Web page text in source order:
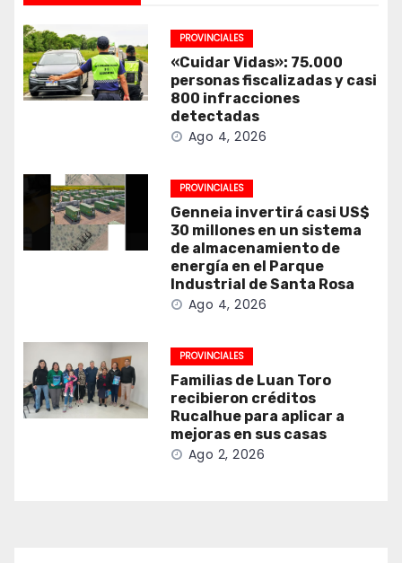
PROVINCIALES
«Cuidar Vidas»: 75.000
personas fiscalizadas y casi
800 infracciones
detectadas
Ago 4, 2026
PROVINCIALES
Genneia invertirá casi US$
30 millones en un sistema
de almacenamiento de
energía en el Parque
Industrial de Santa Rosa
Ago 4, 2026
PROVINCIALES
Familias de Luan Toro
recibieron créditos
Rucalhue para aplicar a
mejoras en sus casas
Ago 2, 2026